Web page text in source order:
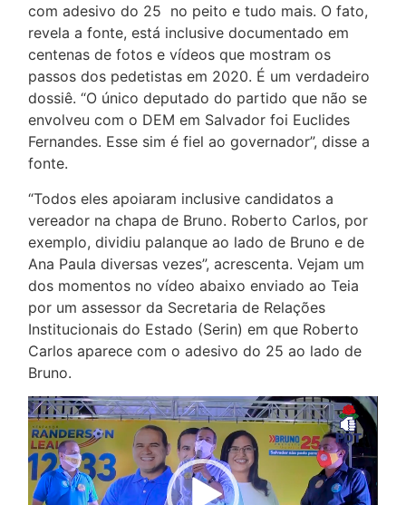
com adesivo do 25 no peito e tudo mais. O fato,
revela a fonte, está inclusive documentado em
centenas de fotos e vídeos que mostram os
passos dos pedetistas em 2020. É um verdadeiro
dossiê. “O único deputado do partido que não se
envolveu com o DEM em Salvador foi Euclides
Fernandes. Esse sim é fiel ao governador”, disse a
fonte.
“Todos eles apoiaram inclusive candidatos a
vereador na chapa de Bruno. Roberto Carlos, por
exemplo, dividiu palanque ao lado de Bruno e de
Ana Paula diversas vezes”, acrescenta. Vejam um
dos momentos no vídeo abaixo enviado ao Teia
por um assessor da Secretaria de Relações
Institucionais do Estado (Serin) em que Roberto
Carlos aparece com o adesivo do 25 ao lado de
Bruno.
Tocador
de
vídeo